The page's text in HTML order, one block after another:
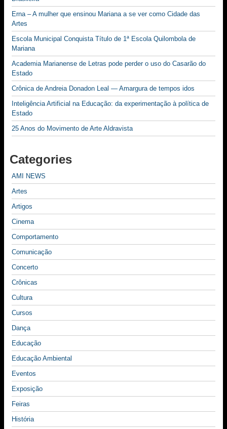
Erna – A mulher que ensinou Mariana a se ver como Cidade das
Artes
Escola Municipal Conquista Título de 1ª Escola Quilombola de
Mariana
Academia Marianense de Letras pode perder o uso do Casarão do
Estado
Crônica de Andreia Donadon Leal — Amargura de tempos idos
Inteligência Artificial na Educação: da experimentação à política de
Estado
25 Anos do Movimento de Arte Aldravista
Categories
AMI NEWS
Artes
Artigos
Cinema
Comportamento
Comunicação
Concerto
Crônicas
Cultura
Cursos
Dança
Educação
Educação Ambiental
Eventos
Exposição
Feiras
História